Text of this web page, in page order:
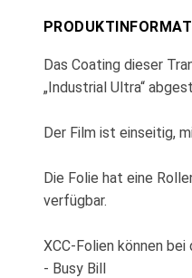
Das Coating dieser
„Industrial Ultra“
Der Film ist einseitig,
Die Folie hat eine
verfügbar.
XCC-Folien können
- Busy Bill